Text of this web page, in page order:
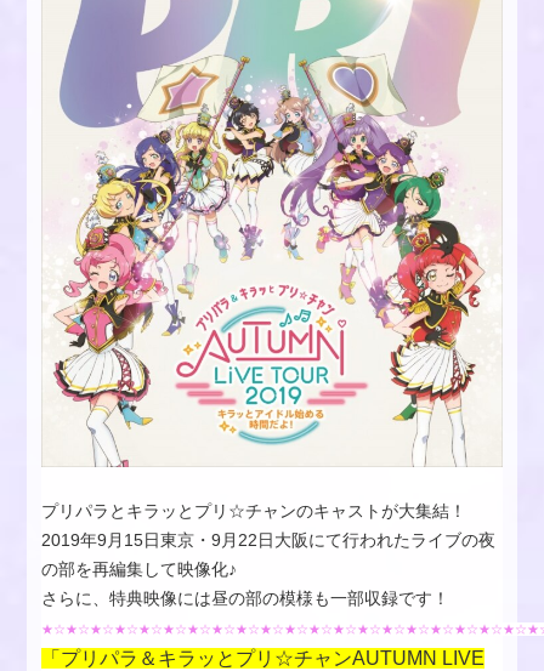
プリパラとキラッとプリ☆チャンのキャストが大集結！
2019年9月15日東京・9月22日大阪にて行われたライブの夜
の部を再編集して映像化♪
さらに、特典映像には昼の部の模様も一部収録です！
★☆★☆★☆★☆★☆★☆★☆★☆★☆★☆★☆★☆★☆★☆★☆★☆★
「プリパラ＆キラッとプリ☆チャンAUTUMN LIVE